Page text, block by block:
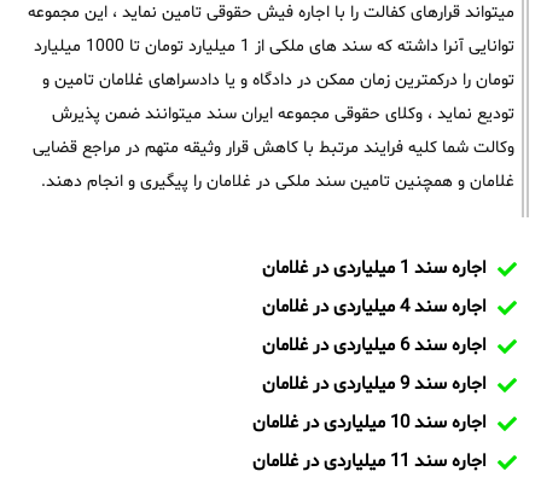
میتواند قرارهای کفالت را با اجاره فیش حقوقی تامین نماید ، این مجموعه
توانایی آنرا داشته که سند های ملکی از 1 میلیارد تومان تا 1000 میلیارد
تومان را درکمترین زمان ممکن در دادگاه و یا دادسراهای غلامان تامین و
تودیع نماید ، وکلای حقوقی مجموعه ایران سند میتوانند ضمن پذیرش
وکالت شما کلیه فرایند مرتبط با کاهش قرار وثیقه متهم در مراجع قضایی
غلامان و همچنین تامین سند ملکی در غلامان را پیگیری و انجام دهند.
اجاره سند 1 میلیاردی در غلامان
اجاره سند 4 میلیاردی در غلامان
اجاره سند 6 میلیاردی در غلامان
اجاره سند 9 میلیاردی در غلامان
اجاره سند 10 میلیاردی در غلامان
اجاره سند 11 میلیاردی در غلامان